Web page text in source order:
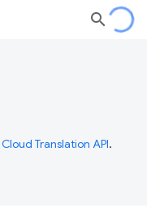
Cloud Translation API.